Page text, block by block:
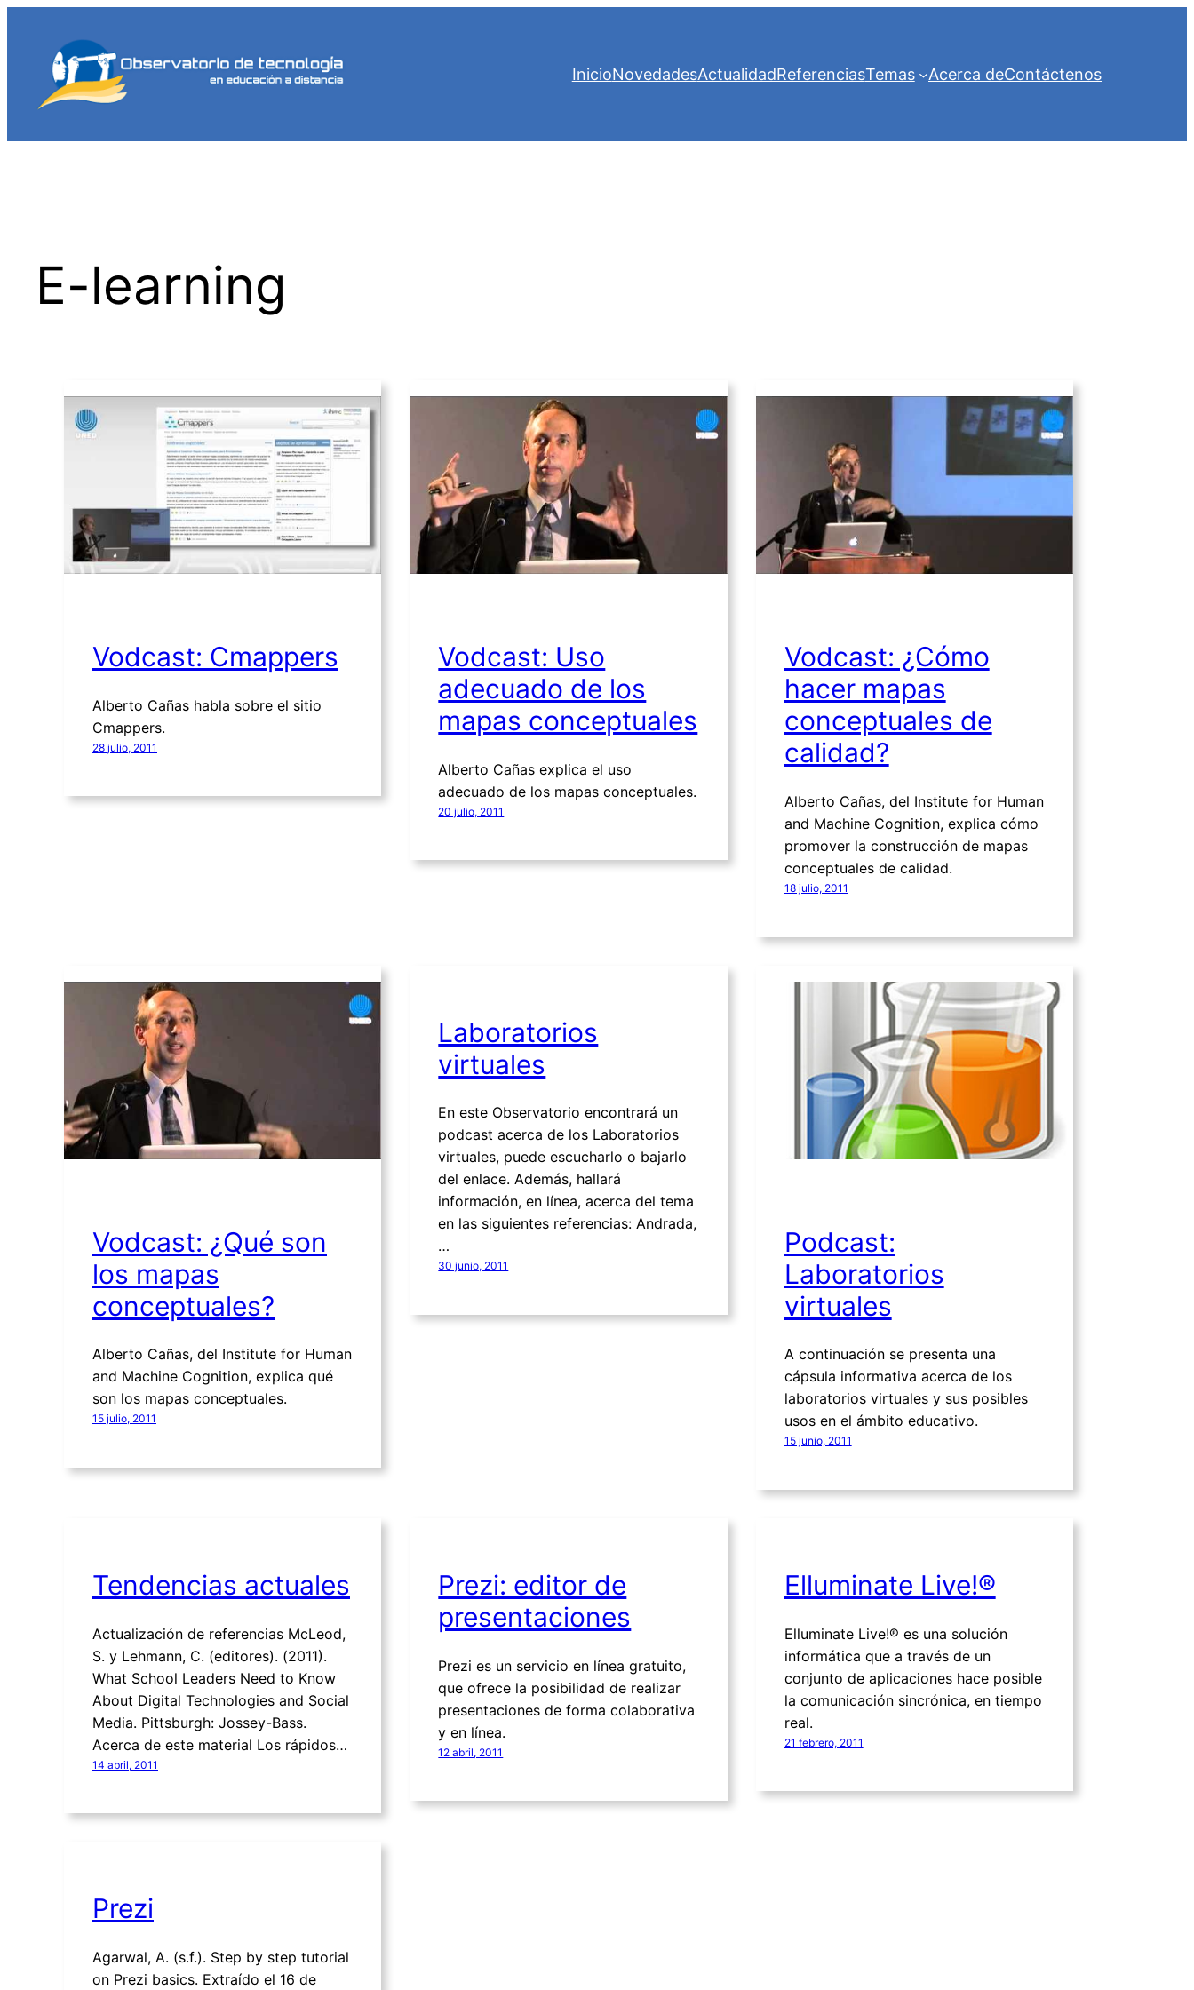
contenido
InicioNovedadesActualidadReferenciasTemas Acerca deContáctenos
E-learning
Vodcast: Cmappers
Alberto Cañas habla sobre el sitio
Cmappers.
28 julio, 2011
Vodcast: Uso
adecuado de los
mapas conceptuales
Alberto Cañas explica el uso
adecuado de los mapas conceptuales.
20 julio, 2011
Vodcast: ¿Cómo
hacer mapas
conceptuales de
calidad?
Alberto Cañas, del Institute for Human
and Machine Cognition, explica cómo
promover la construcción de mapas
conceptuales de calidad.
18 julio, 2011
Vodcast: ¿Qué son
los mapas
conceptuales?
Alberto Cañas, del Institute for Human
and Machine Cognition, explica qué
son los mapas conceptuales.
15 julio, 2011
Laboratorios
virtuales
En este Observatorio encontrará un
podcast acerca de los Laboratorios
virtuales, puede escucharlo o bajarlo
del enlace. Además, hallará
información, en línea, acerca del tema
en las siguientes referencias: Andrada,
…
30 junio, 2011
Podcast:
Laboratorios
virtuales
A continuación se presenta una
cápsula informativa acerca de los
laboratorios virtuales y sus posibles
usos en el ámbito educativo.
15 junio, 2011
Tendencias actuales
Actualización de referencias McLeod,
S. y Lehmann, C. (editores). (2011).
What School Leaders Need to Know
About Digital Technologies and Social
Media. Pittsburgh: Jossey-Bass.
Acerca de este material Los rápidos…
14 abril, 2011
Prezi: editor de
presentaciones
Prezi es un servicio en línea gratuito,
que ofrece la posibilidad de realizar
presentaciones de forma colaborativa
y en línea.
12 abril, 2011
Elluminate Live!®
Elluminate Live!® es una solución
informática que a través de un
conjunto de aplicaciones hace posible
la comunicación sincrónica, en tiempo
real.
21 febrero, 2011
Prezi
Agarwal, A. (s.f.). Step by step tutorial
on Prezi basics. Extraído el 16 de